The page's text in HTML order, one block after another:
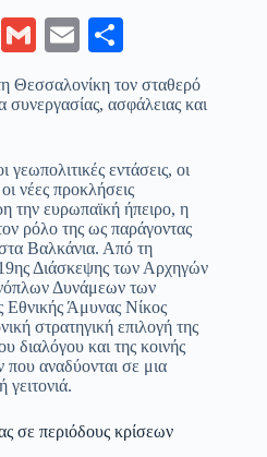
M
es
G
m
ail
E
m
ail
οι
ρ
στ
εί
τε
Θεσσαλονίκη τον σταθερό
ασφάλειας και
εντάσεις, οι
νέες προκλήσεις
την ευρωπαϊκή ήπειρο, η
ρόλο της ως παράγοντας
Βαλκάνια. Από τη
Διάσκεψης των Αρχηγών
Δυνάμεων των
Άμυνας Νίκος
στρατηγική επιλογή της
διαλόγου και της κοινής
αναδύονται σε μια
γειτονιά.
σε περιόδους κρίσεων